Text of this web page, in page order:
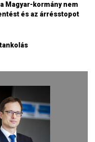
Magyar-kormány nem
és az árrésstopot